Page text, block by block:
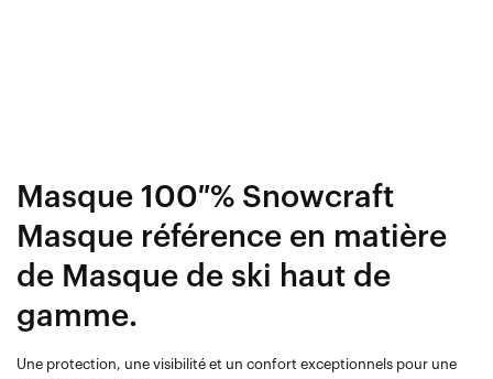
Masque 100 % Snowcraft
Masque référence en matière
de Masque de ski haut de
gamme.
Une protection, une visibilité et un confort exceptionnels pour une